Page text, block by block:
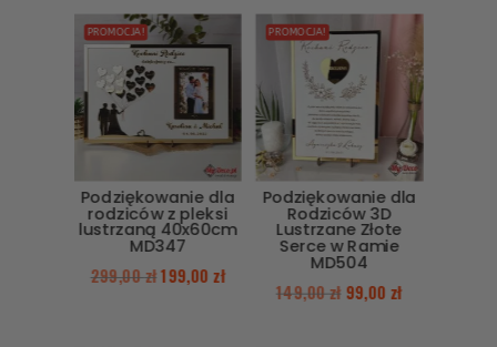
PROMOCJA!
Podziękowanie dla
rodziców z pleksi
lustrzaną 40x60cm
MD347
299,00zł199,00 zł
PROMOCJA!
Podziękowanie dla
Rodziców 3D
Lustrzane Złote
Serce w Ramie
MD504
149,00zł 99,00 zł